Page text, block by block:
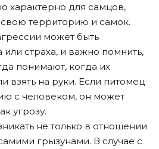
характерно для самцов,
территорию и самок.
может быть
или страха, и важно помнить,
понимают, когда их
взять на руки. Если питомец
с человеком, он может
угрозу.
не только в отношении
грызунами. В случае с